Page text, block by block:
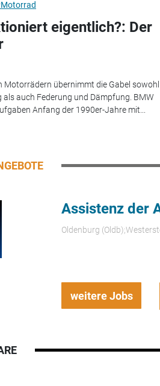
eigentlich?: Der
Motorrädern übernimmt die Gabel sowohl
als auch Federung und Dämpfung. BMW
Anfang der 1990er-Jahre mit...
Assistenz der
Oldenburg
weitere Jobs